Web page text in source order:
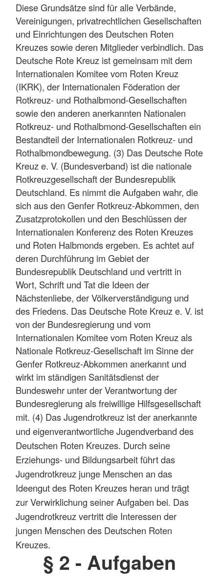
Diese Grundsätze sind für alle Verbände,
Vereinigungen, privatrechtlichen Gesellschaften
und Einrichtungen des Deutschen Roten
Kreuzes sowie deren Mitglieder verbindlich. Das
Deutsche Rote Kreuz ist gemeinsam mit dem
Internationalen Komitee vom Roten Kreuz
(IKRK), der Internationalen Föderation der
Rotkreuz- und Rothalbmond-Gesellschaften
sowie den anderen anerkannten Nationalen
Rotkreuz- und Rothalbmond-Gesellschaften ein
Bestandteil der Internationalen Rotkreuz- und
Rothalbmondbewegung. (3) Das Deutsche Rote
Kreuz e. V. (Bundesverband) ist die nationale
Rotkreuzgesellschaft der Bundesrepublik
Deutschland. Es nimmt die Aufgaben wahr, die
sich aus den Genfer Rotkreuz-Abkommen, den
Zusatzprotokollen und den Beschlüssen der
Internationalen Konferenz des Roten Kreuzes
und Roten Halbmonds ergeben. Es achtet auf
deren Durchführung im Gebiet der
Bundesrepublik Deutschland und vertritt in
Wort, Schrift und Tat die Ideen der
Nächstenliebe, der Völkerverständigung und
des Friedens. Das Deutsche Rote Kreuz e. V. ist
von der Bundesregierung und vom
Internationalen Komitee vom Roten Kreuz als
Nationale Rotkreuz-Gesellschaft im Sinne der
Genfer Rotkreuz-Abkommen anerkannt und
wirkt im ständigen Sanitätsdienst der
Bundeswehr unter der Verantwortung der
Bundesregierung als freiwillige Hilfsgesellschaft
mit. (4) Das Jugendrotkreuz ist der anerkannte
und eigenverantwortliche Jugendverband des
Deutschen Roten Kreuzes. Durch seine
Erziehungs- und Bildungsarbeit führt das
Jugendrotkreuz junge Menschen an das
Ideengut des Roten Kreuzes heran und trägt
zur Verwirklichung seiner Aufgaben bei. Das
Jugendrotkreuz vertritt die Interessen der
jungen Menschen des Deutschen Roten
Kreuzes.
§ 2 - Aufgaben